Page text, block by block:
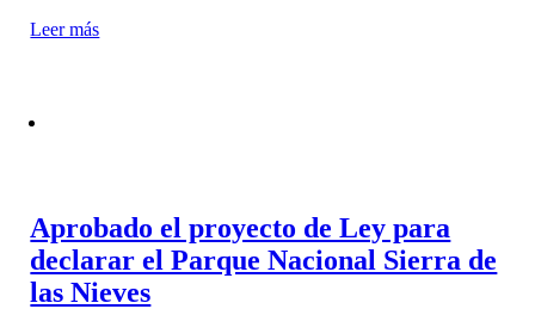
Leer más
Aprobado el proyecto de Ley para
declarar el Parque Nacional Sierra de
las Nieves